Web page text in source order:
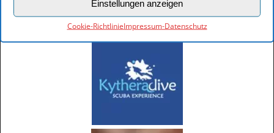
Einstellungen anzeigen
Cookie-RichtlinieImpressum-Datenschutz
Hotel nähe Flughafen Athen